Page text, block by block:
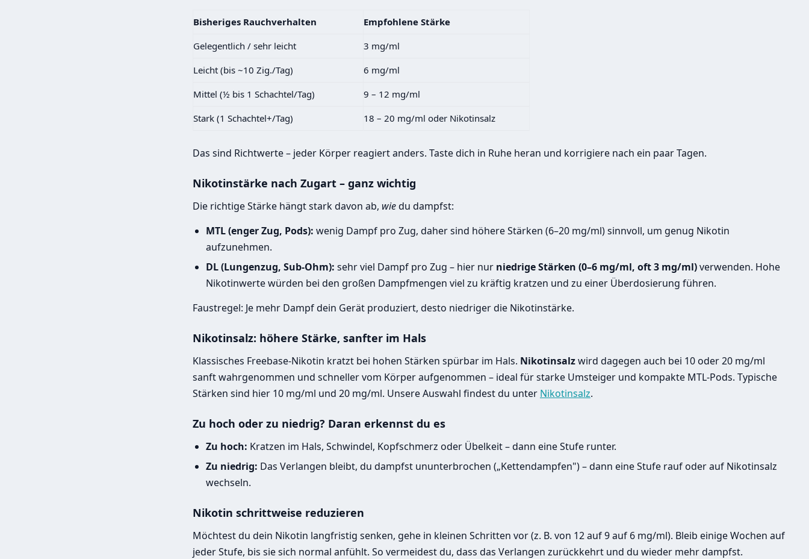
Bisheriges Rauchverhalten
Empfohlene Stärke
Gelegentlich / sehr leicht
3 mg/ml
Leicht (bis ~10 Zig./Tag)
6 mg/ml
Mittel (½ bis 1 Schachtel/Tag)
9 – 12 mg/ml
Stark (1 Schachtel+/Tag)
18 – 20 mg/ml oder Nikotinsalz
Das sind Richtwerte – jeder Körper reagiert anders. Taste dich in Ruhe heran und korrigiere nach ein paar Tagen.
Nikotinstärke nach Zugart – ganz wichtig
Die richtige Stärke hängt stark davon ab, wiedu dampfst:
MTL (enger Zug, Pods): wenig Dampf pro Zug, daher sind höhere Stärken (6–20 mg/ml) sinnvoll, um genug Nikotin
aufzunehmen.
DL (Lungenzug, Sub-Ohm): sehr viel Dampf pro Zug – hier nur niedrige Stärken (0–6 mg/ml, oft 3 mg/ml)verwenden. Hohe
Nikotinwerte würden bei den großen Dampfmengen viel zu kräftig kratzen und zu einer Überdosierung führen.
Faustregel: Je mehr Dampf dein Gerät produziert, desto niedriger die Nikotinstärke.
Nikotinsalz: höhere Stärke, sanfter im Hals
Klassisches Freebase-Nikotin kratzt bei hohen Stärken spürbar im Hals. Nikotinsalzwird dagegen auch bei 10 oder 20 mg/ml
sanft wahrgenommen und schneller vom Körper aufgenommen – ideal für starke Umsteiger und kompakte MTL-Pods. Typische
Stärken sind hier 10 mg/ml und 20 mg/ml. Unsere Auswahl findest du unter Nikotinsalz.
Zu hoch oder zu niedrig? Daran erkennst du es
Zu hoch: Kratzen im Hals, Schwindel, Kopfschmerz oder Übelkeit – dann eine Stufe runter.
Zu niedrig: Das Verlangen bleibt, du dampfst ununterbrochen („Kettendampfen") – dann eine Stufe rauf oder auf Nikotinsalz
wechseln.
Nikotin schrittweise reduzieren
Möchtest du dein Nikotin langfristig senken, gehe in kleinen Schritten vor (z. B. von 12 auf 9 auf 6 mg/ml). Bleib einige Wochen auf
jeder Stufe, bis sie sich normal anfühlt. So vermeidest du, dass das Verlangen zurückkehrt und du wieder mehr dampfst.